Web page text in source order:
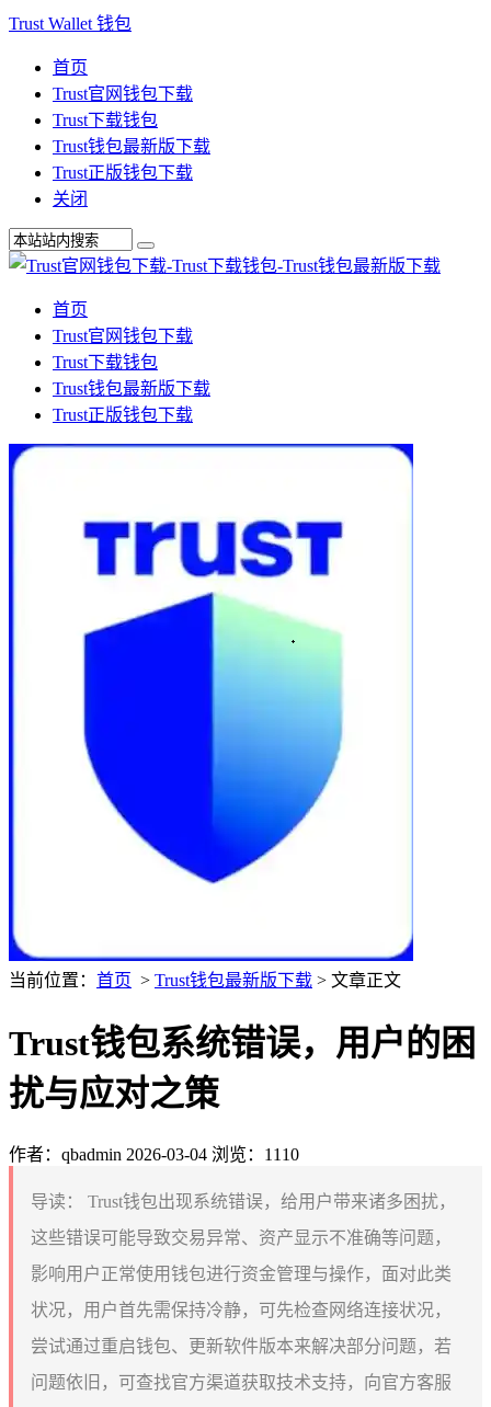
Trust Wallet 钱包
首页
Trust官网钱包下载
Trust下载钱包
Trust钱包最新版下载
Trust正版钱包下载
关闭
首页
Trust官网钱包下载
Trust下载钱包
Trust钱包最新版下载
Trust正版钱包下载
当前位置： 首页 > Trust钱包最新版下载 > 文章正文
Trust钱包系统错误，用户的困
扰与应对之策
作者：qbadmin 2026-03-04 浏览：1110
导读：
Trust钱包出现系统错误，给用户带来诸多困扰，
这些错误可能导致交易异常、资产显示不准确等问题，
影响用户正常使用钱包进行资金管理与操作，面对此类
状况，用户首先需保持冷静，可先检查网络连接状况，
尝试通过重启钱包、更新软件版本来解决部分问题，若
问题依旧，可查找官方渠道获取技术支持，向官方客服